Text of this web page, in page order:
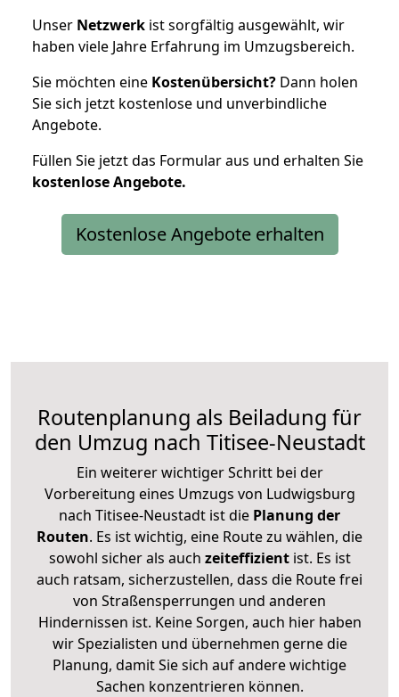
Unser Netzwerk ist sorgfältig ausgewählt, wir
haben viele Jahre Erfahrung im Umzugsbereich.
Sie möchten eine Kostenübersicht? Dann holen
Sie sich jetzt kostenlose und unverbindliche
Angebote.
Füllen Sie jetzt das Formular aus und erhalten Sie
kostenloseAngebote.
Kostenlose Angebote erhalten
Routenplanung als Beiladung für
den Umzug nach Titisee-Neustadt
Ein weiterer wichtiger Schritt bei der
Vorbereitung eines Umzugs von Ludwigsburg
nach Titisee-Neustadt ist die Planung der
Routen. Es ist wichtig, eine Route zu wählen, die
sowohl sicher als auch zeiteffizientist. Es ist
auch ratsam, sicherzustellen, dass die Route frei
von Straßensperrungen und anderen
Hindernissen ist. Keine Sorgen, auch hier haben
wir Spezialisten und übernehmen gerne die
Planung, damit Sie sich auf andere wichtige
Sachen konzentrieren können.